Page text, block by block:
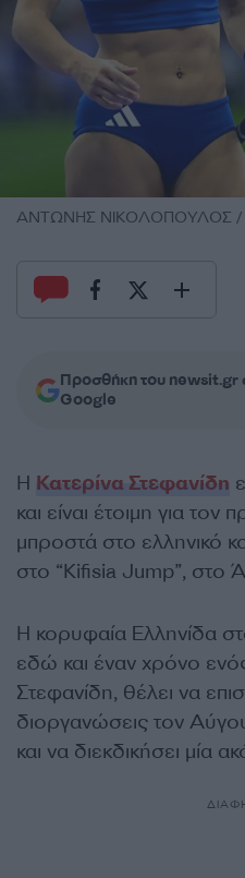
ΑΝΤΩΝΗΣ ΝΙΚΟΛΟΠΟΥΛΟΣ /
Προσθήκη του newsit.gr
Google
Η Κατερίνα Στεφανίδη
και είναι έτοιμη για
μπροστά στο ελληνικό
στο “Kifisia Jump”, στο
Η κορυφαία Ελληνίδα
εδώ και έναν χρόνο
Στεφανίδη, θέλει να
διοργανώσεις τον
και να διεκδικήσει μία